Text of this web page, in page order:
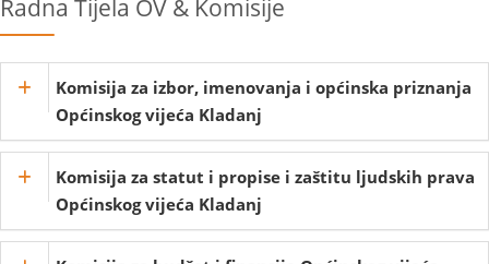
Radna Tijela OV & Komisije
Komisija za izbor, imenovanja i općinska priznanja
Općinskog vijeća Kladanj
Komisija za statut i propise i zaštitu ljudskih prava
Općinskog vijeća Kladanj